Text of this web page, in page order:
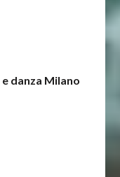
danza Milano